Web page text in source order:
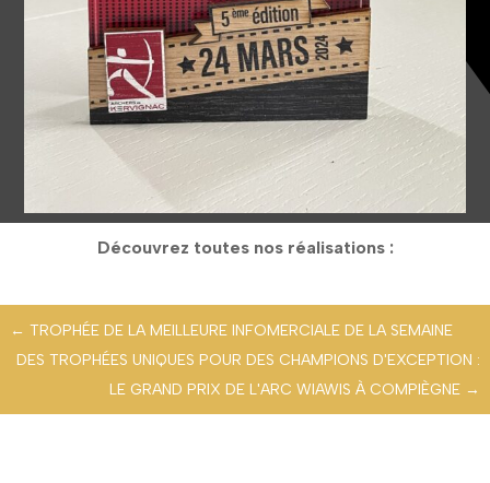
Découvrez toutes nos réalisations :
← TROPHÉE DE LA MEILLEURE INFOMERCIALE DE LA SEMAINE
DES TROPHÉES UNIQUES POUR DES CHAMPIONS D'EXCEPTION :
LE GRAND PRIX DE L'ARC WIAWIS À COMPIÈGNE →